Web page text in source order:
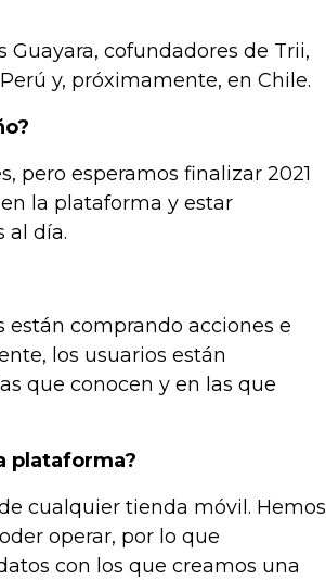
Guayara, cofundadores de Trii,
y, próximamente, en Chile.
pero esperamos finalizar 2021
la plataforma y estar
al día.
están comprando acciones e
los usuarios están
que conocen y en las que
plataforma?
cualquier tienda móvil. Hemos
operar, por lo que
con los que creamos una